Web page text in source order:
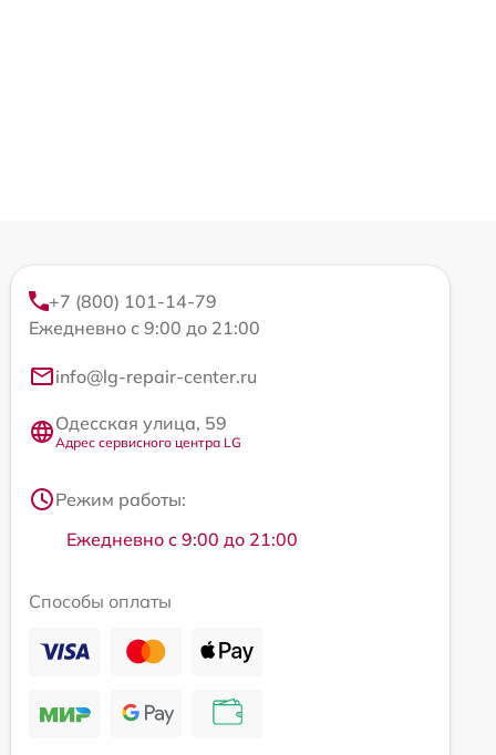
+7 (800) 101-14-79
Ежедневно с 9:00 до 21:00
info@lg-repair-center.ru
Одесская улица, 59
Адрес сервисного центра LG
Режим работы:
Ежедневно с 9:00 до 21:00
Способы оплаты